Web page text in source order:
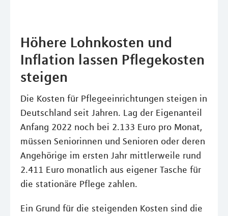
Höhere Lohnkosten und
Inflation lassen Pflegekosten
steigen
Die Kosten für Pflegeeinrichtungen steigen in
Deutschland seit Jahren. Lag der Eigenanteil
Anfang 2022 noch bei 2.133 Euro pro Monat,
müssen Seniorinnen und Senioren oder deren
Angehörige im ersten Jahr mittlerweile rund
2.411 Euro monatlich aus eigener Tasche für
die stationäre Pflege zahlen.
Ein Grund für die steigenden Kosten sind die